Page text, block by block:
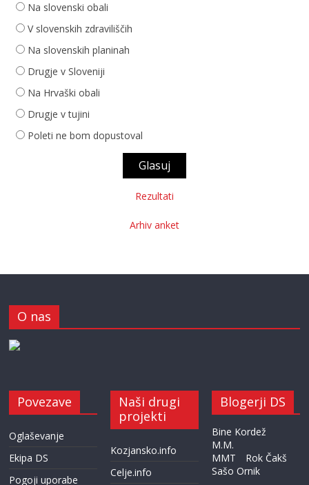
Na slovenski obali
V slovenskih zdraviliščih
Na slovenskih planinah
Drugje v Sloveniji
Na Hrvaški obali
Drugje v tujini
Poleti ne bom dopustoval
Rezultati
Arhiv anket
O nas
Povezave
Oglaševanje
Ekipa DS
Pogoji uporabe
Naši drugi
projekti
Kozjansko.info
Celje.info
Blogerji DS
Bine Kordež
M.M.
MMT
Rok Čakš
Sašo Ornik